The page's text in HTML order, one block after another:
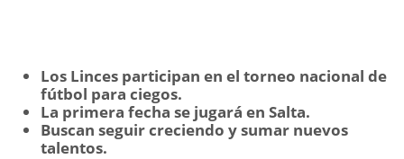
Los Linces participan en el torneo nacional de
fútbol para ciegos.
La primera fecha se jugará en Salta.
Buscan seguir creciendo y sumar nuevos
talentos.